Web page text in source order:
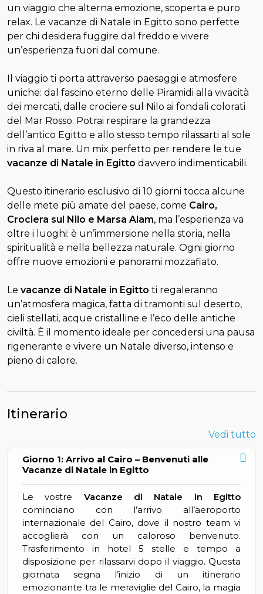
un viaggio che alterna emozione, scoperta e puro
relax. Le vacanze di Natale in Egitto sono perfette
per chi desidera fuggire dal freddo e vivere
un’esperienza fuori dal comune.
Il viaggio ti porta attraverso paesaggi e atmosfere
uniche: dal fascino eterno delle Piramidi alla vivacità
dei mercati, dalle crociere sul Nilo ai fondali colorati
del Mar Rosso. Potrai respirare la grandezza
dell’antico Egitto e allo stesso tempo rilassarti al sole
in riva al mare. Un mix perfetto per rendere le tue
vacanze di Natale in Egitto davvero indimenticabili.
Questo itinerario esclusivo di 10 giorni tocca alcune
delle mete più amate del paese, come Cairo,
Crociera sul Nilo e Marsa Alam, ma l’esperienza va
oltre i luoghi: è un’immersione nella storia, nella
spiritualità e nella bellezza naturale. Ogni giorno
offre nuove emozioni e panorami mozzafiato.
Le vacanze di Natale in Egitto ti regaleranno
un’atmosfera magica, fatta di tramonti sul deserto,
cieli stellati, acque cristalline e l’eco delle antiche
civiltà. È il momento ideale per concedersi una pausa
rigenerante e vivere un Natale diverso, intenso e
pieno di calore.
Itinerario
Vedi tutto
Giorno 1: Arrivo al Cairo – Benvenuti alle
Vacanze di Natale in Egitto
Le vostre Vacanze di Natale in Egitto
cominciano con l’arrivo all’aeroporto
internazionale del Cairo, dove il nostro team vi
accoglierà con un caloroso benvenuto.
Trasferimento in hotel 5 stelle e tempo a
disposizione per rilassarvi dopo il viaggio. Questa
giornata segna l’inizio di un itinerario
emozionante tra le meraviglie del Cairo, la magia